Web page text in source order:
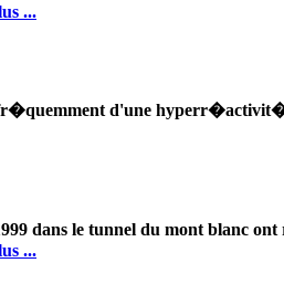
...
d'une
dans le tunnel du mont
...